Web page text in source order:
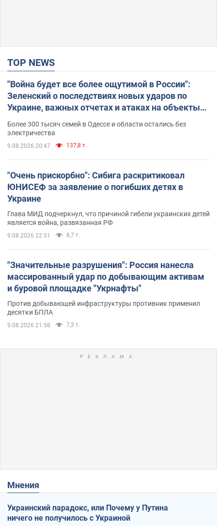
TOP NEWS
"Война будет все более ощутимой в России":
Зеленский о последствиях новых ударов по
Украине, важных отчетах и атаках на объекты
противника. Видео
Более 300 тысяч семей в Одессе и области остались без
электричества
9.08.2026 20:47 137,8 т.
"Очень прискорбно": Сибига раскритиковал
ЮНИСЕФ за заявление о погибших детях в
Украине
Глава МИД подчеркнул, что причиной гибели украинских детей
является война, развязанная РФ
9.08.2026 22:51 8,7 т.
"Значительные разрушения": Россия нанесла
массированный удар по добывающим активам
и буровой площадке "Укрнафты"
Против добывающей инфраструктуры противник применил
десятки БПЛА
9.08.2026 21:58 7,3 т.
Мнения
Украинский парадокс, или Почему у Путина
ничего не получилось с Украиной